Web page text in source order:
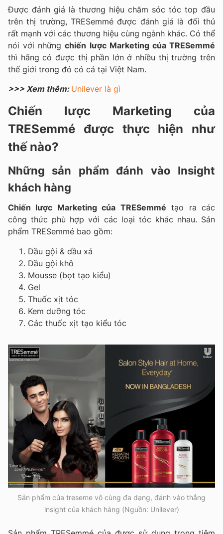
Được đánh giá là thương hiệu chăm sóc tóc top đầu
trên thị trường, TRESemmé được đánh giá là đối thủ
rất mạnh với các thương hiệu cùng ngành khác. Có thể
nói với nhữngchiến lược Marketing của TRESemmé
thì hãng có được thị phần lớn ở nhiều thị trường trên
thế giới trong đó có cả tại Việt Nam.
>>> Xem thêm: Unilever là gì
Chiến lược Marketing của
TRESemmé được thực hiện như
thế nào?
Những sản phẩm đánh vào Insight
khách hàng
Chiến lược Marketing của TRESemmé tạo ra các
công thức phù hợp với các loại tóc khác nhau. Sản
phẩm TRESemmé bao gồm:
Dầu gội & dầu xả
Dầu gội khô
Mousse (bọt tạo kiểu)
Gel
Thuốc xịt tóc
Kem dưỡng tóc
Các thuốc xịt tạo kiểu tóc
Sản phẩm của treseme vô cùng đa dạng, đánh vào thẳng
insight của khách hàng (Nguồn: Unilever)